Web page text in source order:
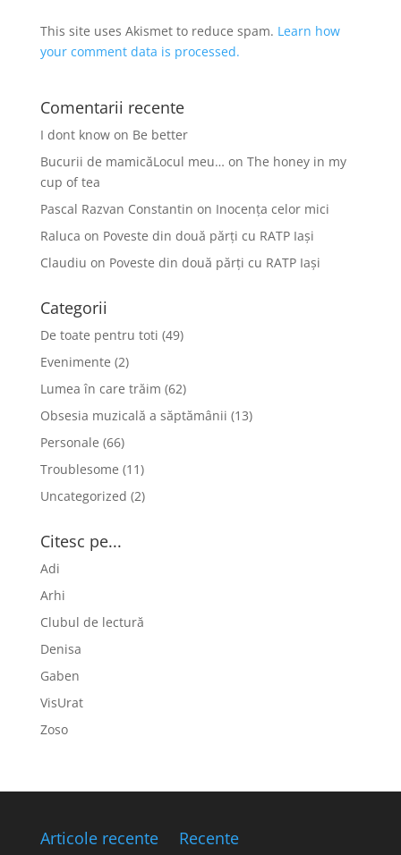
This site uses Akismet to reduce spam. Learn how
your comment data is processed.
Comentarii recente
I dont knowon Be better
Bucurii de mamicăLocul meu… on The honey in my
cup of tea
Pascal Razvan Constantin on Inocența celor mici
Raluca on Poveste din două părți cu RATP Iași
Claudiu on Poveste din două părți cu RATP Iași
Categorii
De toate pentru toti (49)
Evenimente (2)
Lumea în care trăim (62)
Obsesia muzicală a săptămânii (13)
Personale (66)
Troublesome (11)
Uncategorized (2)
Citesc pe...
Adi
Arhi
Clubul de lectură
Denisa
Gaben
VisUrat
Zoso
Articole recente Recente